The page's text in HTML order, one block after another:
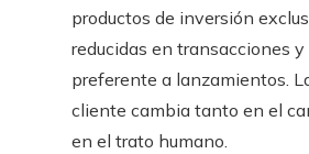
productos de inversión
reducidas en transacciones y
preferente a lanzamientos.
cliente cambia tanto en el
en el trato humano.